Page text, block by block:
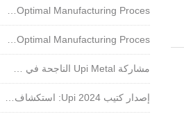
Optimal Manufacturing Proces…
Optimal Manufacturing Proces…
مشاركة Upi Metal الناجحة في …
إصدار كتيب Upi 2024: استكشاف…